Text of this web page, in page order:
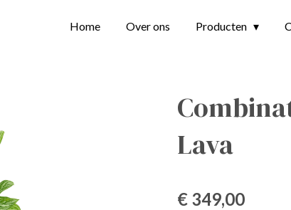
Home Over ons Producten
Lava
€ 349,00